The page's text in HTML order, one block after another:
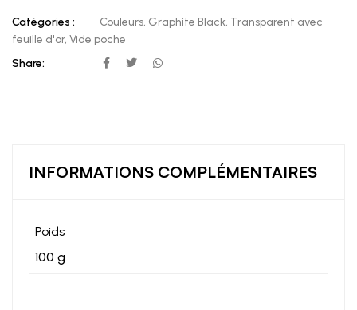
Catégories : Couleurs, Graphite Black, Transparent avec
feuille d'or, Vide poche
Share:
INFORMATIONS COMPLÉMENTAIRES
Poids
100 g